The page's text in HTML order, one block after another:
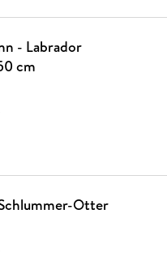
- Labrador
cm
Otter